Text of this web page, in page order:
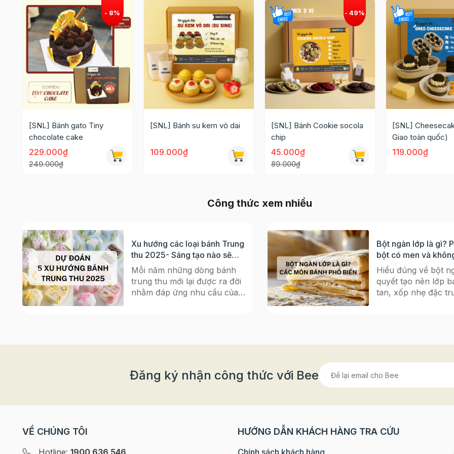
[SNL] Bánh gato Tiny
chocolate cake
229.000₫
249.000₫
[SNL] Bánh su kem vỏ dai
109.000₫
[SNL] Bánh Cookie socola
chip
45.000₫
89.000₫
[SNL]
Giao toàn quốc)
119.000₫
Công thức xem nhiều
Xu hướng các loại bánh Trung
thu 2025- Sáng tạo nào sẽ
bùng nổ?
Mỗi năm những dòng bánh
trung thu mới lại được ra đời
nhằm đáp ứng nhu cầu của
hương vị, màu sắc đến hình
dáng bên ngoài gây tò mò cho
chuẩn bị cho Trung thu 2025
Beemart cập nhật 5 xu hướng
bánh trung thu đẹp mê mẩn
Bột ngàn lớp là gì?
bột có men và
dụng phổ biến
Hiểu đúng về bột
quyết tạo nên lớp
tan, xốp nhẹ đặc
“nguyên liệu gốc”
của các dòng bánh
giòn tan, thơm bơ
mà không loại bột
làm được. Bột ngàn
Đăng ký nhận công thức với Bee
VỀ CHÚNG TÔI HƯỚNG DẪN KHÁCH HÀNG TRA CỨU